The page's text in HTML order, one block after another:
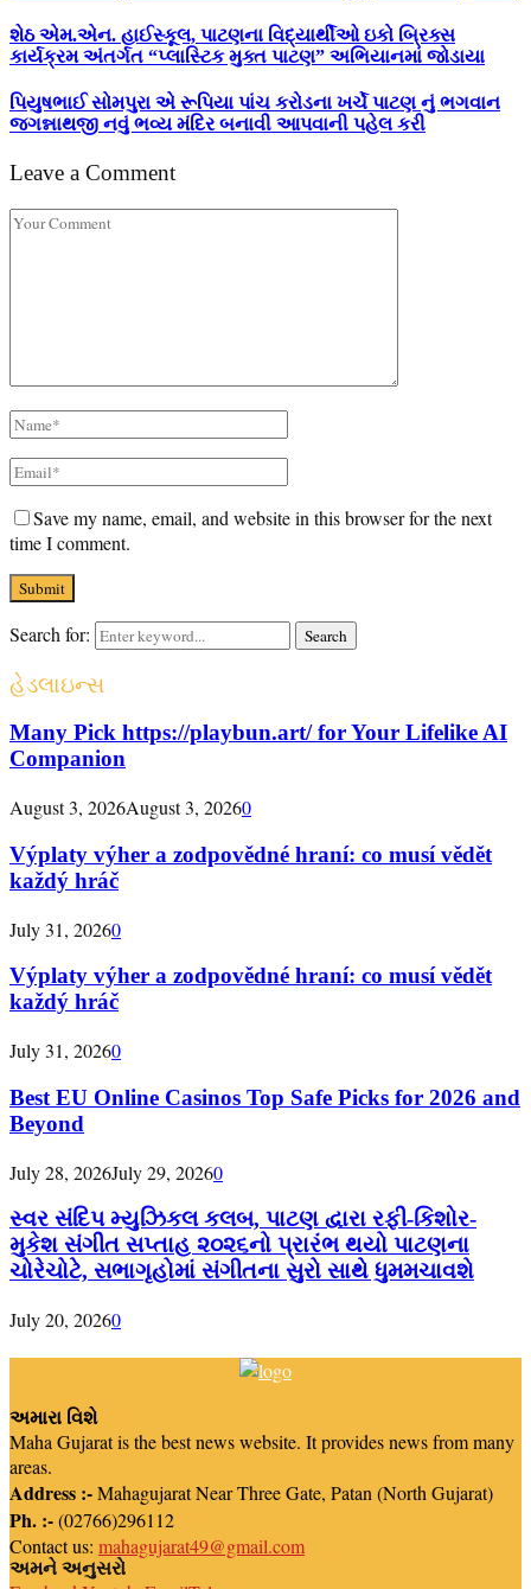
શેઠ એમ.એન. હાઈસ્કૂલ, પાટણના વિદ્યાર્થીઓ ઇકો બ્રિક્સ
કાર્યક્રમ અંતર્ગત “પ્લાસ્ટિક મુક્ત પાટણ” અભિયાનમાં જોડાયા
પિયુષભાઈ સોમપુરા એ રૂપિયા પાંચ કરોડના ખર્ચે પાટણ નું ભગવાન
જગન્નાથજી નવું ભવ્ય મંદિર બનાવી આપવાની પહેલ કરી
Leave a Comment
Save my name, email, and website in this browser for the next
time I comment.
Search for: Search
હેડલાઇન્સ
Many Pick https://playbun.art/ for Your Lifelike AI
Companion
August 3, 2026August 3, 20260
Výplaty výher a zodpovědné hraní: co musí vědět
každý hráč
July 31, 20260
Výplaty výher a zodpovědné hraní: co musí vědět
každý hráč
July 31, 20260
Best EU Online Casinos Top Safe Picks for 2026 and
Beyond
July 28, 2026July 29, 20260
સ્વર સંદિપ મ્યુઝિકલ કલબ, પાટણ દ્વારા રફી-કિશોર-
મુકેશ સંગીત સપ્તાહ ૨૦૨૬નો પ્રારંભ થયો પાટણના
ચોરેચોટે, સભાગૃહોમાં સંગીતના સુરો સાથે ધુમમચાવશે
July 20, 20260
અમારા વિશે
Maha Gujarat is the best news website. It provides news from many
areas.
Address :-Mahagujarat Near Three Gate, Patan (North Gujarat)
Ph. :-(02766)296112
Contact us: mahagujarat49@gmail.com
અમને અનુસરો